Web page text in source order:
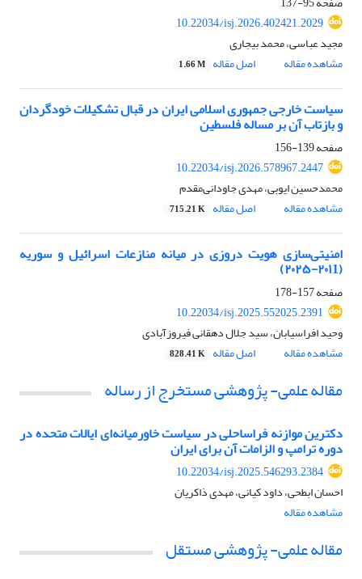
10.22034/isj.2026.402421.2029
مجید عباسی، محمد بیجاری
مشاهده مقاله
اصل مقاله 1.66 M
سیاست خارجی جمهوری اسلامی ایران در قبال تشکیلات خودگردان
و بازتاب آن بر مساله فلسطین
صفحه139-156
10.22034/isj.2026.578967.2447
محمدحسین ایوبی، مهدی جاودانی‌مقدم
مشاهده مقاله
اصل مقاله 715.21 K
امنیتی‌سازی هویت دروزی در میانه منازعات اسرائیل و سوریه
(۲۰۱1-۲۰۲۵)
صفحه157-178
10.22034/isj.2025.552025.2391
وحید افراسیابان، سید جلال دهقانی فیروزآبادی
مشاهده مقاله
اصل مقاله 828.41 K
مقاله علمی- پژوهشی مستخرج از رساله
دکترین موازنه فراساحلی در سیاست خاورمیانه‌ای ایالات متحده در
دوره ترامپ و الزامات آن برای ایران
10.22034/isj.2025.546293.2384
احسان ابطحی، داود کیانی، مهدی ذاکریان
مشاهده مقاله
مقاله علمی- پژوهشی مستقل